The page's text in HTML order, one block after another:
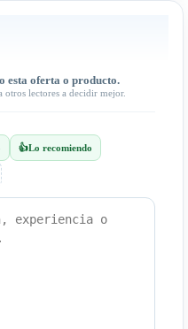
esta oferta o producto.
otros lectores a decidir mejor.
👍Lo recomiendo